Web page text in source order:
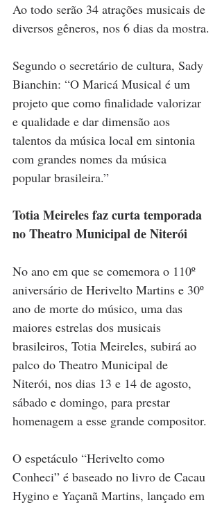
Ao todo serão 34 atrações musicais de
diversos gêneros, nos 6 dias da mostra.
Segundo o secretário de cultura, Sady
Bianchin: “O Maricá Musical é um
projeto que como finalidade valorizar
e qualidade e dar dimensão aos
talentos da música local em sintonia
com grandes nomes da música
popular brasileira.”
Totia Meireles faz curta temporada
no Theatro Municipal de Niterói
No ano em que se comemora o 110º
aniversário de Herivelto Martins e 30º
ano de morte do músico, uma das
maiores estrelas dos musicais
brasileiros, Totia Meireles, subirá ao
palco do Theatro Municipal de
Niterói, nos dias 13 e 14 de agosto,
sábado e domingo, para prestar
homenagem a esse grande compositor.
O espetáculo “Herivelto como
Conheci” é baseado no livro de Cacau
Hygino e Yaçanã Martins, lançado em